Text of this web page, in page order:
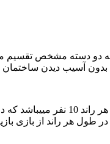
یه دو دسته مشخص تقسیم
آسیب دیدن
طول هر راند از بازی